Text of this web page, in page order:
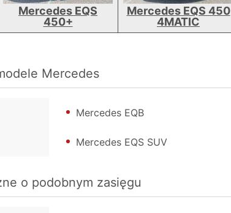
Mercedes EQS
450+
Mercedes EQS 450
4MATIC
Mercedes
Mercedes EQB
Mercedes EQS SUV
o podobnym zasięgu